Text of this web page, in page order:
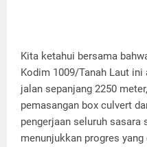
Kita ketahui bersama
Kodim 1009/Tanah Laut ini
jalan sepanjang 2250
pemasangan box culvert
pengerjaan seluruh sasara
menunjukkan progres